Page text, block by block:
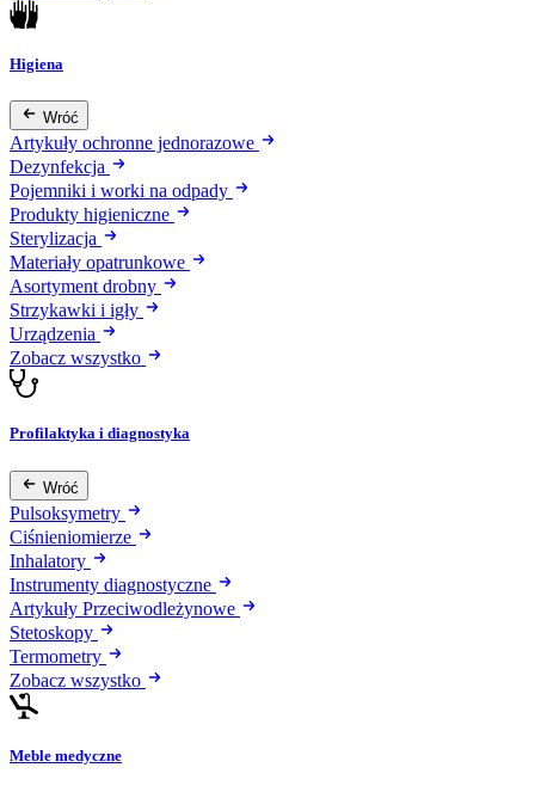
Higiena
Wróć
Artykuły ochronne jednorazowe
Dezynfekcja
Pojemniki i worki na odpady
Produkty higieniczne
Sterylizacja
Materiały opatrunkowe
Asortyment drobny
Strzykawki i igły
Urządzenia
Zobacz wszystko
Profilaktyka i diagnostyka
Wróć
Pulsoksymetry
Ciśnieniomierze
Inhalatory
Instrumenty diagnostyczne
Artykuły Przeciwodleżynowe
Stetoskopy
Termometry
Zobacz wszystko
Meble medyczne